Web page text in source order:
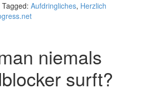
Tagged: Aufdringliches, Herzlich
niemals
surft?